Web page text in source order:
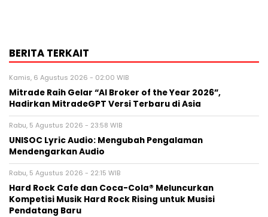
BERITA TERKAIT
Kamis, 6 Agustus 2026 - 02:00 WIB
Mitrade Raih Gelar “AI Broker of the Year 2026”,
Hadirkan MitradeGPT Versi Terbaru di Asia
Rabu, 5 Agustus 2026 - 23:58 WIB
UNISOC Lyric Audio: Mengubah Pengalaman
Mendengarkan Audio
Rabu, 5 Agustus 2026 - 22:15 WIB
Hard Rock Cafe dan Coca-Cola® Meluncurkan
Kompetisi Musik Hard Rock Rising untuk Musisi
Pendatang Baru